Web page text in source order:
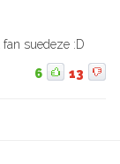
suedeze :D
6 13